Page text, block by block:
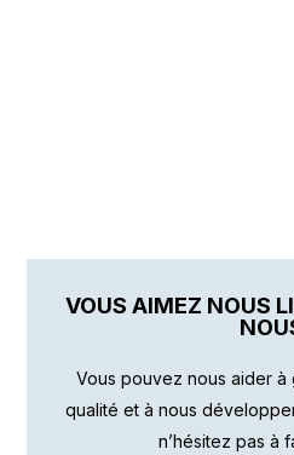
VOUS AIMEZ NOUS
Vous pouvez nous aider
qualité et à nous
n’hésitez pas à